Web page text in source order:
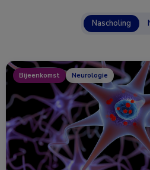
Nascholing
Bijeenkomst Neurologie